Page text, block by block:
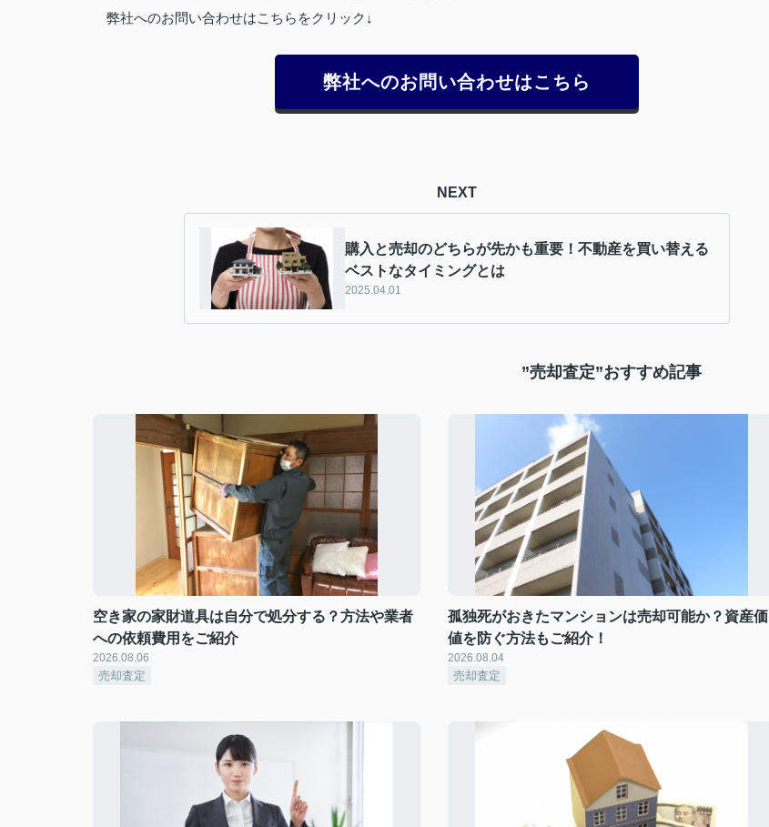
弊社へのお問い合わせはこちらをクリック↓
弊社へのお問い合わせはこちら
NEXT
購入と売却のどちらが先かも重要！不動産を買い替える
ベストなタイミングとは
2025.04.01
”売却査定”おすすめ記事
空き家の家財道具は自分で処分する？方法や業者
への依頼費用をご紹介
2026.08.06
売却査定
孤独死がおきたマンションは売却可能か？資産価
値を防ぐ方法もご紹介！
2026.08.04
売却査定